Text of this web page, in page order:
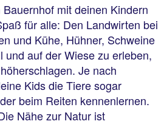
mit deinen Kindern
für alle: Den Landwirten bei
und Kühe, Hühner, Schweine
und auf der Wiese zu erleben,
Je nach
Kids die Tiere sogar
beim Reiten kennenlernen.
Nähe zur Natur ist